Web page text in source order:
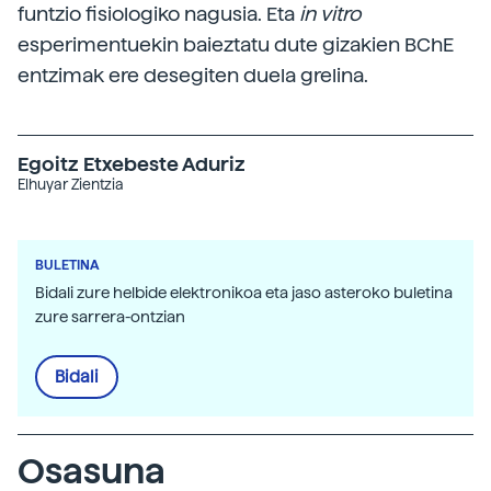
funtzio fisiologiko nagusia. Eta in vitro
esperimentuekin baieztatu dute gizakien BChE
entzimak ere desegiten duela grelina.
Egoitz Etxebeste Aduriz
Elhuyar Zientzia
BULETINA
Bidali zure helbide elektronikoa eta jaso asteroko buletina
zure sarrera-ontzian
Bidali
Osasuna